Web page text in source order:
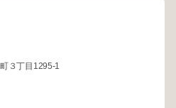
３丁目1295-1